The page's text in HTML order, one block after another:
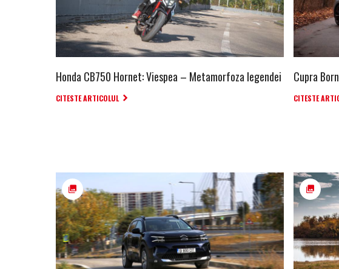
Honda CB750 Hornet: Viespea – Metamorfoza legendei
CITESTE ARTICOLUL
Cupra
CITESTE